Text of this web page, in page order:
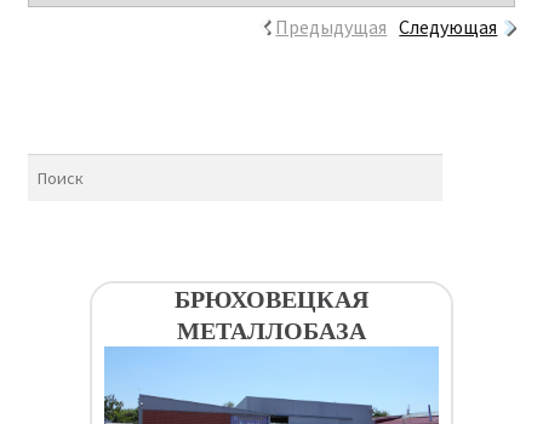
Предыдущая Следующая
БРЮХОВЕЦКАЯ
МЕТАЛЛОБАЗА